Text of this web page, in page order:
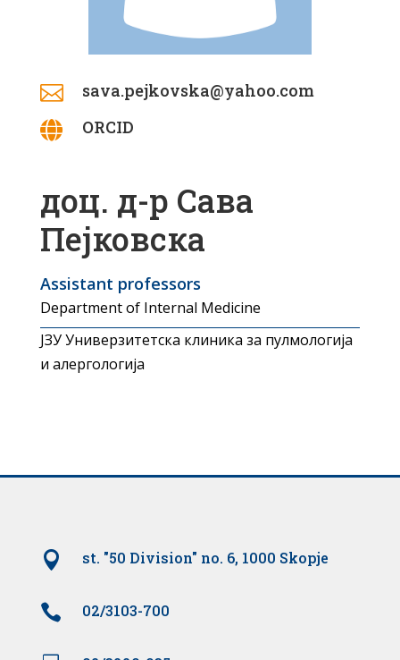
 sava.pejkovska@yahoo.com
 ORCID
доц. д-р Сава
Пејковска
Assistant professors
Department of Internal Medicine
ЈЗУ Универзитетска клиника за пулмологија
и алергологија
 st. "50 Division" no. 6, 1000 Skopje
 02/3103-700